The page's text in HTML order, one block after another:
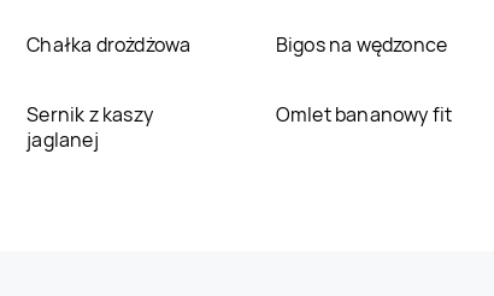
Chałka drożdżowa Bigos na wędzonce
Sernik z kaszy
jaglanej
Omlet bananowy fit